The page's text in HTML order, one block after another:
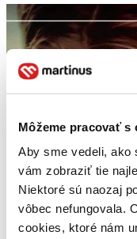
Môžeme pracovať s
Aby sme vedeli, ako
vám zobraziť tie
Niektoré sú naozaj
vôbec nefungovala.
cookies, ktoré nám